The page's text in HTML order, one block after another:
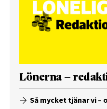
Lönerna –
Så mycket tjänar vi –